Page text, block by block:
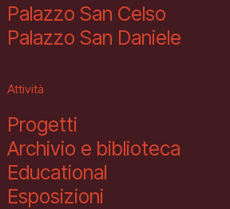
Palazzo San Celso
Palazzo San Daniele
Attività
Progetti
Archivio e biblioteca
Educational
Esposizioni